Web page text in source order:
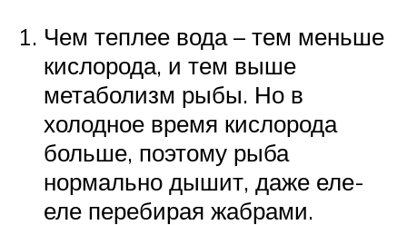
Чем теплее вода – тем меньше
кислорода, и тем выше
метаболизм рыбы. Но в
холодное время кислорода
больше, поэтому рыба
нормально дышит, даже еле-
еле перебирая жабрами.